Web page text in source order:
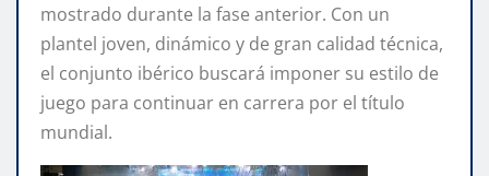
mostrado durante la fase anterior. Con un
plantel joven, dinámico y de gran calidad técnica,
el conjunto ibérico buscará imponer su estilo de
juego para continuar en carrera por el título
mundial.